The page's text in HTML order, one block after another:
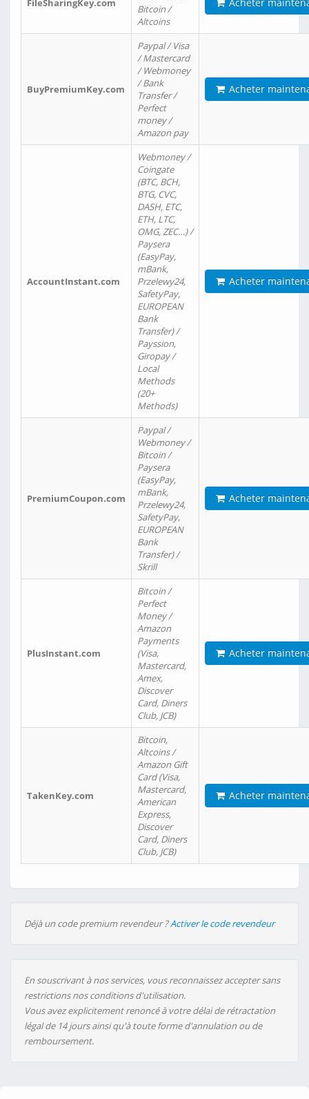
FileSharingKey.com
Bitcoin /
Altcoins
BuyPremiumKey.com
Paypal / Visa
/ Mastercard
/ Webmoney
/ Bank
Transfer /
Perfect
money /
Amazon pay
Acheter
AccountInstant.com
Webmoney /
Coingate
(BTC, BCH,
BTG, CVC,
DASH, ETC,
ETH, LTC,
OMG, ZEC…) /
Paysera
(EasyPay,
mBank,
Przelewy24,
SafetyPay,
EUROPEAN
Bank
Transfer) /
Payssion,
Giropay /
Local
Methods
(20+
Methods)
Acheter
PremiumCoupon.com
Paypal /
Webmoney /
Bitcoin /
Paysera
(EasyPay,
mBank,
Przelewy24,
SafetyPay,
EUROPEAN
Bank
Transfer) /
Skrill
Acheter
PlusInstant.com
Bitcoin /
Perfect
Money /
Amazon
Payments
(Visa,
Mastercard,
Amex,
Discover
Card, Diners
Club, JCB)
Acheter
TakenKey.com
Bitcoin,
Altcoins /
Amazon Gift
Card (Visa,
Mastercard,
American
Express,
Discover
Card, Diners
Club, JCB)
Acheter
Déjà un code premium revendeur ?Activer le code revendeur
En souscrivant à nos services, vous reconnaissez accepter sans
restrictions nos conditions d'utilisation.
Vous avez explicitement renoncé à votre délai de rétractation
légal de 14 jours ainsi qu'à toute forme d'annulation ou de
remboursement.